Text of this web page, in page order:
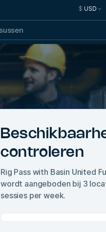
$ USD
controleren
Rig Pass with Basin United
wordt aangeboden bij 3
sessies per week.